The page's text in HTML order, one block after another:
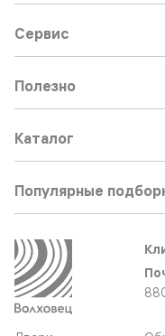
Сервис
Полезно
Каталог
Популярные